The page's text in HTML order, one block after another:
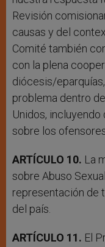
Revisión
causas y del
Comité también
con la plena
diócesis/
problema dentro
Unidos,
sobre los
ARTÍCULO 10. La
sobre Abuso
representación de
del país.
ARTÍCULO 11. El